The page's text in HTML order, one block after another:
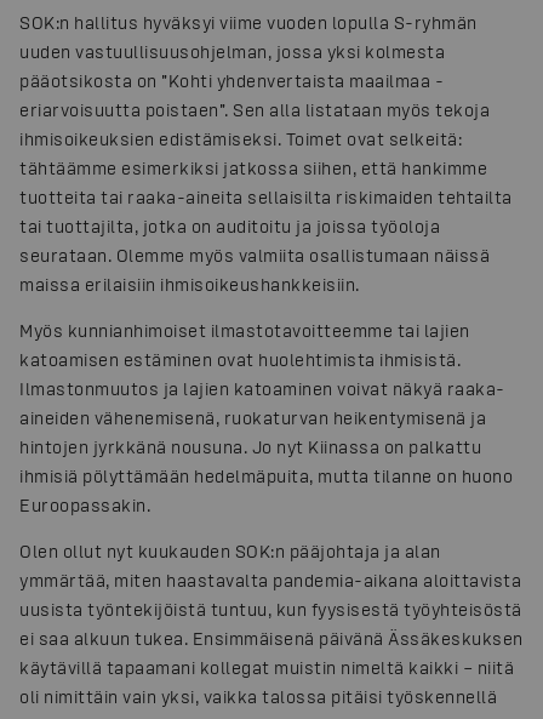
SOK:n hallitus hyväksyi viime vuoden lopulla S-ryhmän
uuden vastuullisuusohjelman, jossa yksi kolmesta
pääotsikosta on ”Kohti yhdenvertaista maailmaa -
eriarvoisuutta poistaen”. Sen alla listataan myös tekoja
ihmisoikeuksien edistämiseksi. Toimet ovat selkeitä:
tähtäämme esimerkiksi jatkossa siihen, että hankimme
tuotteita tai raaka-aineita sellaisilta riskimaiden tehtailta
tai tuottajilta, jotka on auditoitu ja joissa työoloja
seurataan. Olemme myös valmiita osallistumaan näissä
maissa erilaisiin ihmisoikeushankkeisiin.
Myös kunnianhimoiset ilmastotavoitteemme tai lajien
katoamisen estäminen ovat huolehtimista ihmisistä.
Ilmastonmuutos ja lajien katoaminen voivat näkyä raaka-
aineiden vähenemisenä, ruokaturvan heikentymisenä ja
hintojen jyrkkänä nousuna. Jo nyt Kiinassa on palkattu
ihmisiä pölyttämään hedelmäpuita, mutta tilanne on huono
Euroopassakin.
Olen ollut nyt kuukauden SOK:n pääjohtaja ja alan
ymmärtää, miten haastavalta pandemia-aikana aloittavista
uusista työntekijöistä tuntuu, kun fyysisestä työyhteisöstä
ei saa alkuun tukea. Ensimmäisenä päivänä Ässäkeskuksen
käytävillä tapaamani kollegat muistin nimeltä kaikki – niitä
oli nimittäin vain yksi, vaikka talossa pitäisi työskennellä